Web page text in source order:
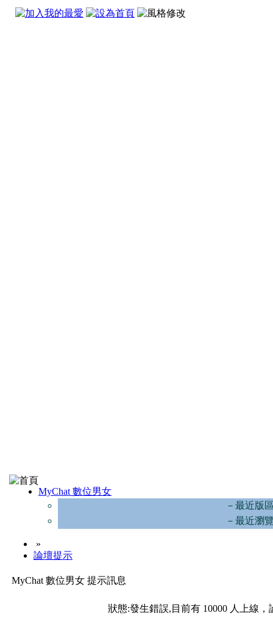
MyChat 數位男女
－最近版
－最近瀏
»
論壇提示
MyChat 數位男女 提示訊息
狀態:發生錯誤,目前有 10000 人上線